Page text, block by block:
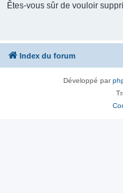
Êtes-vous sûr de vouloir
Index du forum
Développé par